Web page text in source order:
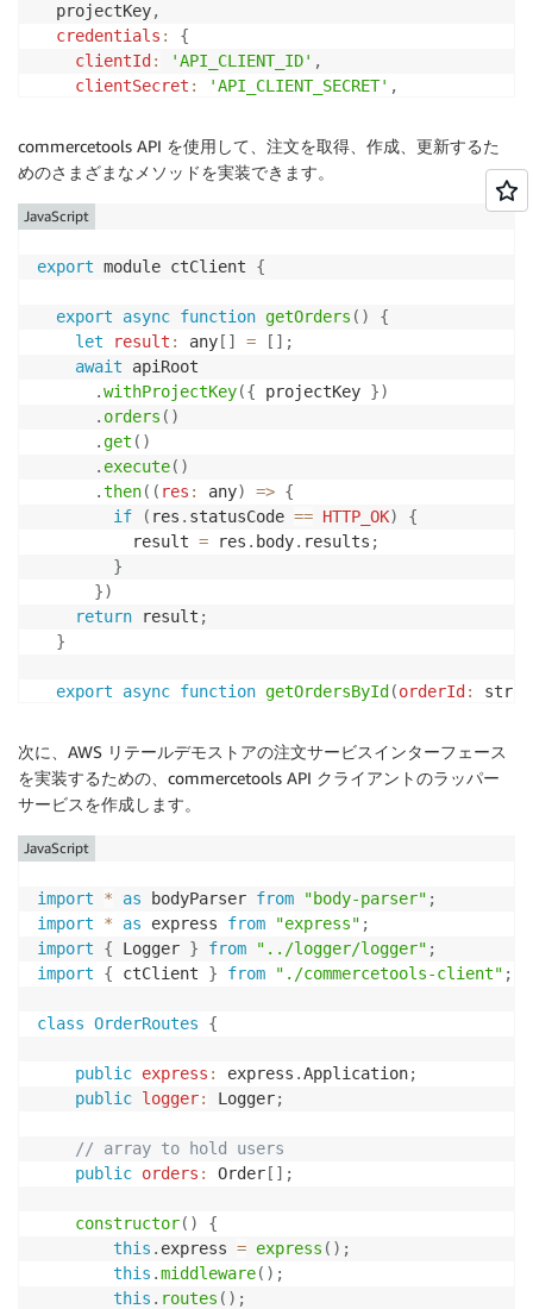
  projectKey
,
credentials :
{
clientId : 'API_CLIENT_ID' ,
clientSecret : 'API_CLIENT_SECRET' ,
: 'API_CLIENT_SCOPES'] ,
}
const httpMiddlewareOptions
host
'https://api.eu-central-
const client = new
withProjectKey(projectKey)
withMiddleware
withMiddleware
withUserAgentMiddleware
build()
apiRoot = createApiBuilderFromCtpClient
commercetools API を使用して、注文を取得、作成、更新するた
めのさまざまなメソッドを実装できます。
export module ctClient {
export async function getOrders ( )
{
let
result : any [ ] = [ ] ;
await apiRoot
.withProjectKey({ projectKey })
. orders ( )
.get ( )
. execute( )
.then( ( res : any) => {
if
( res . statusCode == HTTP_OK)
{
          result
= res . body. results ;
}
})
return result ;
}
export async function getOrdersById (orderId :
withProjectKey projectKey
)
.orders
. withOrderNumber
.
.
then (res: any) => {
if
res.statusCode == HTTP_OK
          result
res body. results ;
return result
export async function getOrdersByUsername
await apiRoot
.withProjectKey({ projectKey
.search()
post (
body
{ query:
'{ "filter": [ { "exact": {
JavaScript
次に、AWS リテールデモストアの注文サービスインターフェース
を実装するための、commercetools API クライアントのラッパー
サービスを作成します。
import * as bodyParser from "body-parser" ;
import
* as express from "express" ;
import
{ Logger } from "../logger/logger" ;
import
{ ctClient } from "./commercetools-client" ;
class OrderRoutes {
public express : express .Application;
public logger: Logger;
// array to hold users
public orders : Order [ ] ;
constructor( )
{
this . express = express ( ) ;
this .middleware( ) ;
this . routes ( ) ;
JavaScript